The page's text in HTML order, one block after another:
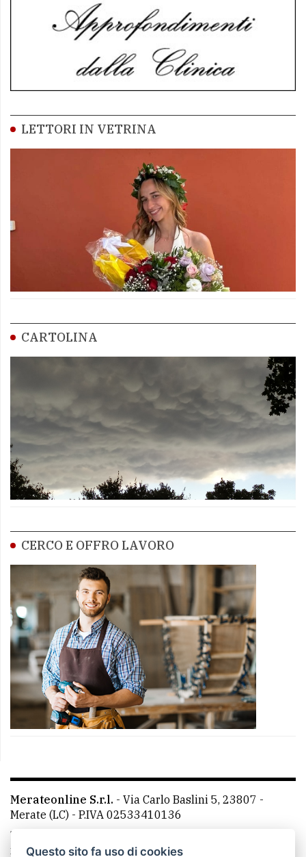
LETTORI IN VETRINA
CARTOLINA
CERCO E OFFRO LAVORO
Merateonline S.r.l. - Via Carlo Baslini 5, 23807 -
Merate (LC) - P.IVA 02533410136
Telefono:
mail: redazione@merateonline.it
Questo sito fa uso di cookies